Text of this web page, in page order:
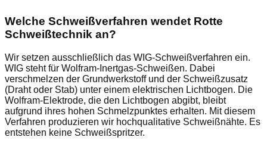
Welche Schweißverfahren wendet Rotte
Schweißtechnik an?
Wir setzen ausschließlich das WIG-Schweißverfahren ein.
WIG steht für Wolfram-Inertgas-Schweißen. Dabei
verschmelzen der Grundwerkstoff und der Schweißzusatz
(Draht oder Stab) unter einem elektrischen Lichtbogen. Die
Wolfram-Elektrode, die den Lichtbogen abgibt, bleibt
aufgrund ihres hohen Schmelzpunktes erhalten. Mit diesem
Verfahren produzieren wir hochqualitative Schweißnähte. Es
entstehen keine Schweißspritzer.